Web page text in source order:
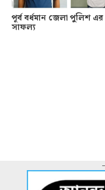
পূর্ব বর্ধমান জেলা পুলিশ এর
সাফল্য